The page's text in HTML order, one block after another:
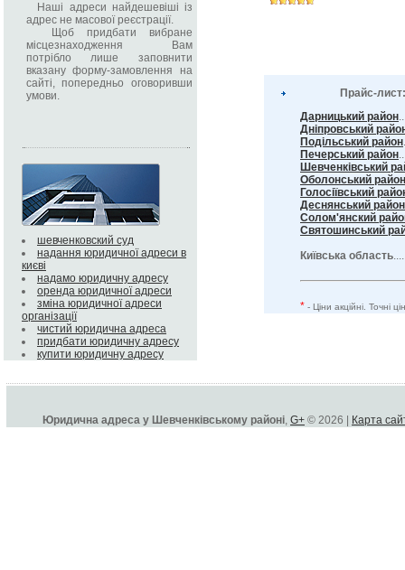
Наші адреси найдешевіші із
адрес не масової реєстрації.
Щоб придбати вибране
місцезнаходження Вам
потрібло лише заповнити
вказану форму-замовлення на
сайті, попередньо оговоривши
умови.
шевченковский суд
надання юридичної адреси в
києві
надамо юридичну адресу
оренда юридичної адреси
зміна юридичної адреси
організації
чистий юридична адреса
придбати юридичну адресу
купити юридичну адресу
Прайс-лист:
Дарницький район
Дніпровський
Подільський район
Печерський район
Шевченківський
Оболонський район
Голосіївський
Деснянський район
Солом'янский
Святошинський
Київська область
* - Ціни акційні. Точні
Юридична адреса у Шевченківському районі, G+ © 2026 | Карта